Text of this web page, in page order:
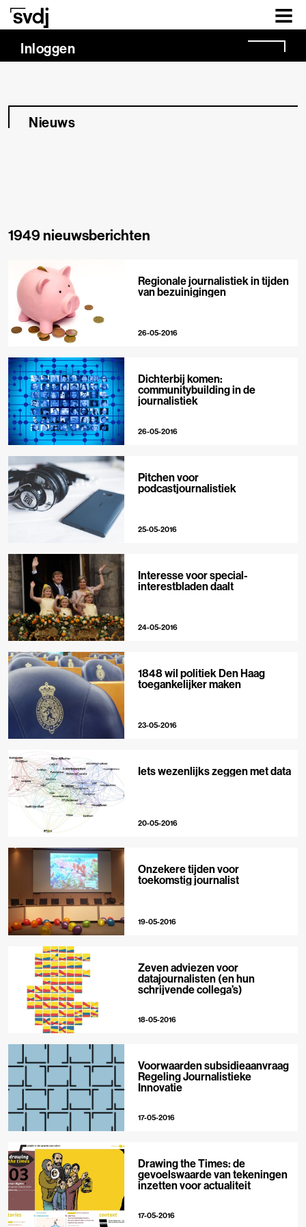
Naar hoofdinhoud
Inloggen
Nieuws
1949 nieuwsberichten
Regionale journalistiek in tijden
van bezuinigingen
26-05-2016
Dichterbij komen:
communitybuilding in de
journalistiek
26-05-2016
Pitchen voor
podcastjournalistiek
25-05-2016
Interesse voor special-
interestbladen daalt
24-05-2016
1848 wil politiek Den Haag
toegankelijker maken
23-05-2016
Iets wezenlijks zeggen met data
20-05-2016
Onzekere tijden voor
toekomstig journalist
19-05-2016
Zeven adviezen voor
datajournalisten (en hun
schrijvende collega’s)
18-05-2016
Voorwaarden subsidieaanvraag
Regeling Journalistieke
Innovatie
17-05-2016
Drawing the Times: de
gevoelswaarde van tekeningen
inzetten voor actualiteit
17-05-2016